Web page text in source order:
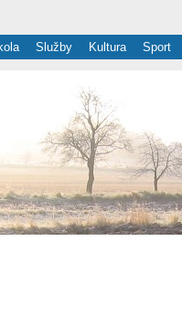
Služby Kultura Sport